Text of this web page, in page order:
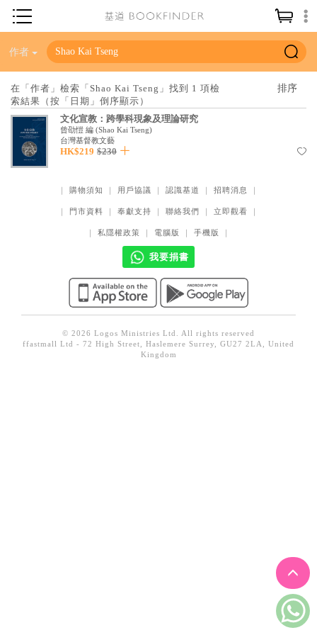
神學／教義
聖經
信仰入門
教會歷史
信徒生活
教會事工
社會／倫理
哲學／宗教比較
見證／傳記
作者
在「作者」檢索「Shao Kai Tseng」找到 1 項檢
索結果（按「日期」倒序顯示）
文化宣教：跨學科現象及理論研究
曾劭愷 編 (Shao Kai Tseng)
台灣基督教文藝
HK$219 $230
｜ 購物須知 ｜ 用戶協議 ｜ 認識基道 ｜ 招聘消息 ｜
｜ 門市資料 ｜ 奉獻支持 ｜ 聯絡我們 ｜ 立即觀看 ｜
｜ 私隱權政策 ｜ 電腦版 ｜ 手機版 ｜
我要捐書
© 2026 Logos Ministries Ltd. All rights reserved
ffastmall Ltd - 72 High Street, Haslemere Surrey, GU27 2LA, United
Kingdom